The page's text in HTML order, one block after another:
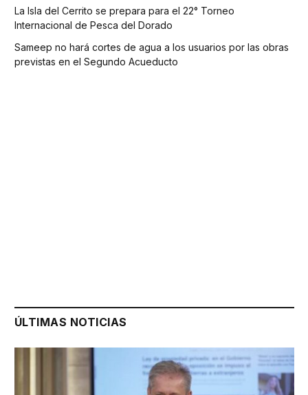
La Isla del Cerrito se prepara para el 22° Torneo
Internacional de Pesca del Dorado
Sameep no hará cortes de agua a los usuarios por las obras
previstas en el Segundo Acueducto
ÚLTIMAS NOTICIAS